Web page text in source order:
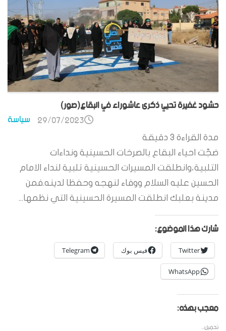
حشود غفيرة تحيي ذكرى عاشوراء في البقاع(صور)
سياسة 29/07/2023
مدة القراءة 3 دقيقة
ضجّت احياء البقاع بالصرخات الحسينية ونداءات
التلبية،وانطلقت المسيرات الحسينية تلبية لنداء الامام
الحسين عليه السلام ووفاء لنهجه وحفظا لدينه.فمن
مدينة بعلبك انطلقت المسيرة الحسينية التي نظمها...
شارك هذا الموضوع:
Twitter فيس بوك Telegram
WhatsApp
معجب بهذه:
تحميل...